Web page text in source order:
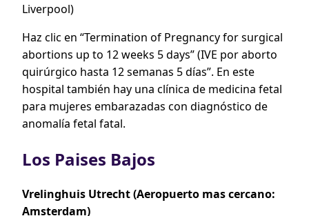
Liverpool)
Haz clic en “Termination of Pregnancy for surgical
abortions up to 12 weeks 5 days” (IVE por aborto
quirúrgico hasta 12 semanas 5 días”. En este
hospital también hay una clínica de medicina fetal
para mujeres embarazadas con diagnóstico de
anomalía fetal fatal.
Los Paises Bajos
Vrelinghuis Utrecht(Aeropuerto mas cercano:
Amsterdam)